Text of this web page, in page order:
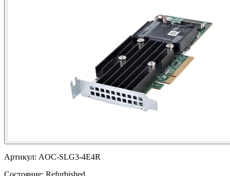
Артикул: AOC-SLG3-4E4R
Состояние: Refurbished